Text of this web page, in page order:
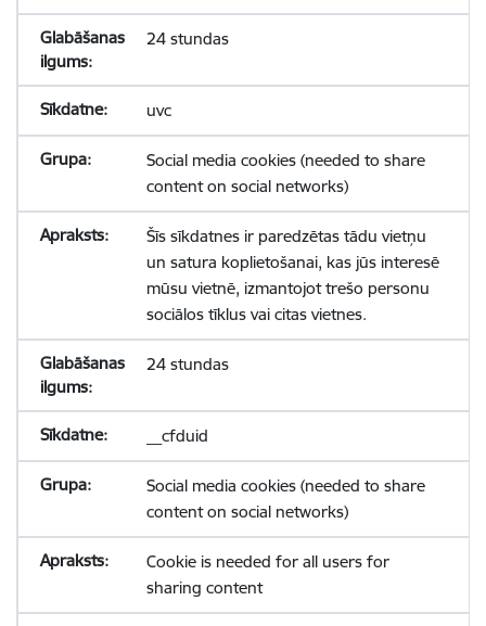
24 stundas
uvc
Social media cookies (needed to share
content on social networks)
Šīs sīkdatnes ir paredzētas tādu vietņu
un satura koplietošanai, kas jūs interesē
mūsu vietnē, izmantojot trešo personu
sociālos tīklus vai citas vietnes.
24 stundas
__cfduid
Social media cookies (needed to share
content on social networks)
Cookie is needed for all users for
sharing content